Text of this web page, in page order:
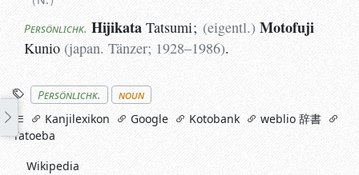
Persönlichk. Hijikata Tatsumi; (eigentl.) Motofuji
Kunio (japan. Tänzer; 1928–1986).
Stichworte
Persönlichk.
noun
linksKanjilexikon Google Kotobank
weblio 辞書
Tatoeba
Wikipedia